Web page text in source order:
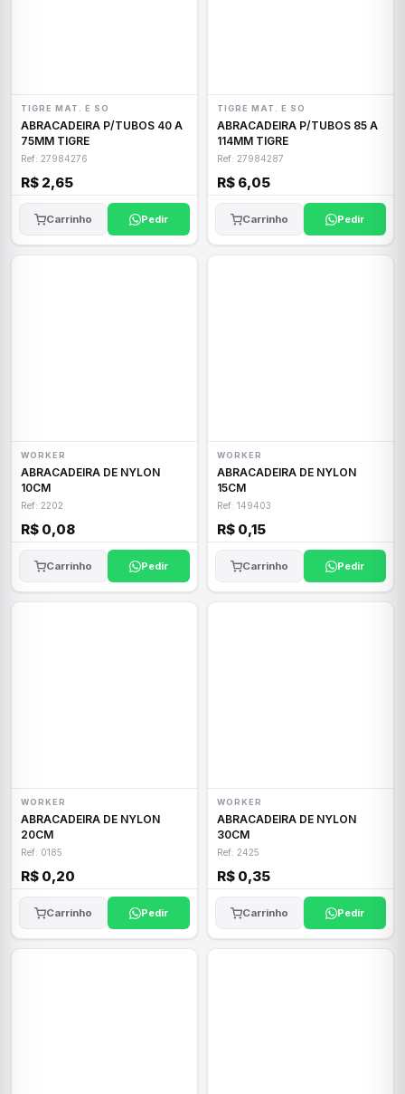
TIGRE MAT. E SO
ABRACADEIRA P/TUBOS 40 A
75MM TIGRE
Ref: 27984276
R$ 2,65
Carrinho Pedir
TIGRE MAT. E SO
ABRACADEIRA P/TUBOS 85 A
114MM TIGRE
Ref: 27984287
R$ 6,05
Carrinho Pedir
WORKER
ABRACADEIRA DE NYLON
10CM
Ref: 2202
R$ 0,08
Carrinho Pedir
WORKER
ABRACADEIRA DE NYLON
15CM
Ref: 149403
R$ 0,15
Carrinho Pedir
WORKER
ABRACADEIRA DE NYLON
20CM
Ref: 0185
R$ 0,20
Carrinho Pedir
WORKER
ABRACADEIRA DE NYLON
30CM
Ref: 2425
R$ 0,35
Carrinho Pedir